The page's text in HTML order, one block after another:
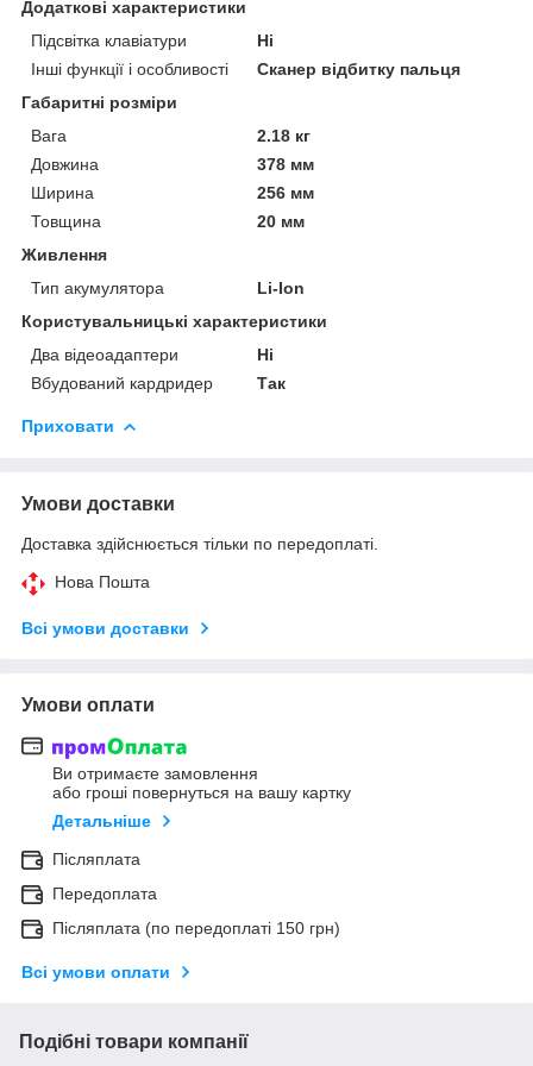
Додаткові характеристики
Підсвітка клавіатури
Ні
Інші функції і особливості
Сканер відбитку пальця
Габаритні розміри
Вага
2.18 кг
Довжина
378 мм
Ширина
256 мм
Товщина
20 мм
Живлення
Тип акумулятора
Li-Ion
Користувальницькі характеристики
Два відеоадаптери
Ні
Вбудований кардридер
Так
Приховати
Умови доставки
Доставка здійснюється тільки по передоплаті.
Нова Пошта
Всі умови доставки
Умови оплати
Ви отримаєте замовлення
або гроші повернуться на вашу картку
Детальніше
Післяплата
Передоплата
Післяплата (по передоплаті 150 грн)
Всі умови оплати
Подібні товари компанії